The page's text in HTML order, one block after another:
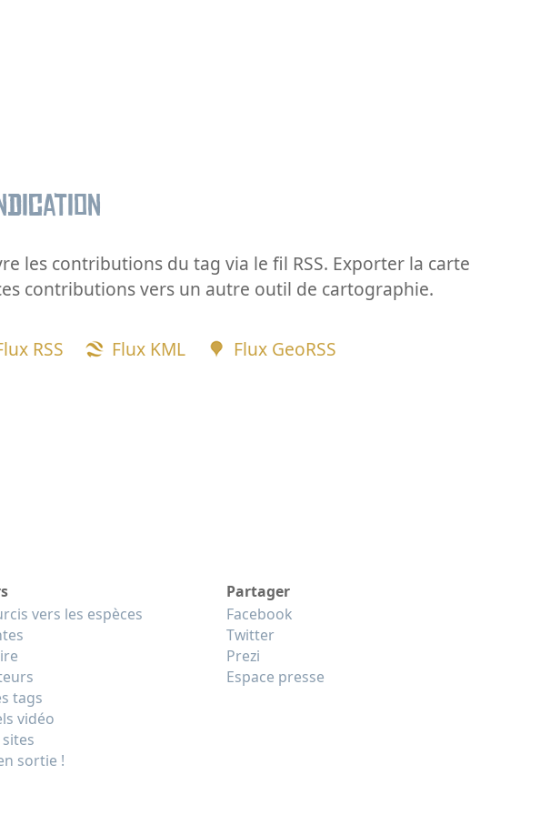
les contributions du tag via le fil RSS. Exporter la carte
contributions vers un autre outil de cartographie.
RSS Flux KML Flux GeoRSS
vers les espèces
tags
vidéo
sortie !
Partager
Facebook
Twitter
Prezi
Espace presse